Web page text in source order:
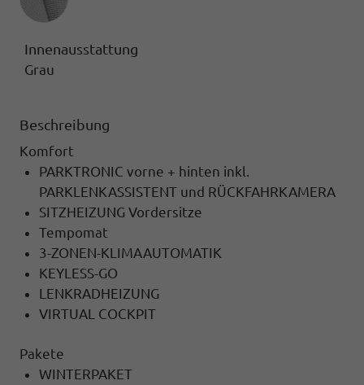
Innenausstattung
Grau
Beschreibung
Komfort
PARKTRONIC vorne + hinten inkl.
PARKLENKASSISTENT und RÜCKFAHRKAMERA
SITZHEIZUNG Vordersitze
Tempomat
3-ZONEN-KLIMAAUTOMATIK
KEYLESS-GO
LENKRADHEIZUNG
VIRTUAL COCKPIT
Pakete
WINTERPAKET